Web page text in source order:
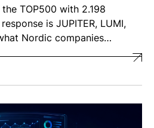
the TOP500 with 2.198
is JUPITER, LUMI,
Nordic companies…